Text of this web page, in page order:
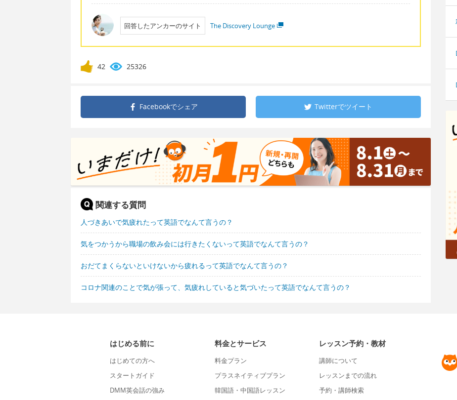
回答したアンカーのサイト The Discovery Lounge
42 25326
Facebookでシェア Twitterでツイート
関連する質問
人づきあいで気疲れたって英語でなんて言うの？
気をつかうから職場の飲み会には行きたくないって英語でなんて言うの？
おだてまくらないといけないから疲れるって英語でなんて言うの？
コロナ関連のことで気が張って、気疲れしていると気づいたって英語でなんて言うの？
はじめる前に
はじめての方へ
スタートガイド
DMM英会話の強み
料金とサービス
料金プラン
プラスネイティブプラン
韓国語・中国語レッスン
レッスン予約・教材
講師について
レッスンまでの流れ
予約・講師検索